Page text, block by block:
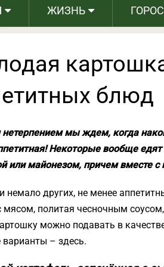
ЖИЗНЬ
блюд
мы ждем, когда
Некоторые вообще
или майонезом, причем вместе
немало других, не менее
мясом, политая чесночным
можно подавать в
варианты – здесь.